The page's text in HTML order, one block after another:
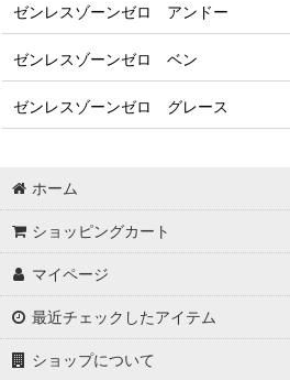
ゼンレスゾーンゼロ アンドー
ゼンレスゾーンゼロ ベン
ゼンレスゾーンゼロ グレース
ホーム
ショッピングカート
マイページ
最近チェックしたアイテム
ショップについて